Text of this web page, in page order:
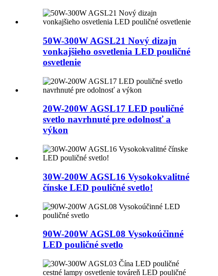
50W-300W AGSL21 Nový dizajn
vonkajšieho osvetlenia LED pouličné
osvetlenie
20W-200W AGSL17 LED pouličné
svetlo navrhnuté pre odolnosť a
výkon
30W-200W AGSL16 Vysokokvalitné
čínske LED pouličné svetlo!
90W-200W AGSL08 Vysokoúčinné
LED pouličné svetlo